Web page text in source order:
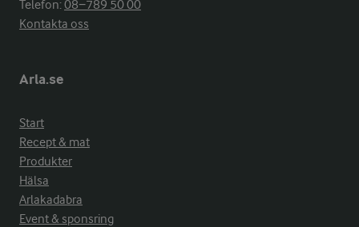
Telefon:08−789 50 00
Kontakta oss
Arla.se
Start
Recept & mat
Produkter
Hälsa
Arlakadabra
Event & sponsring